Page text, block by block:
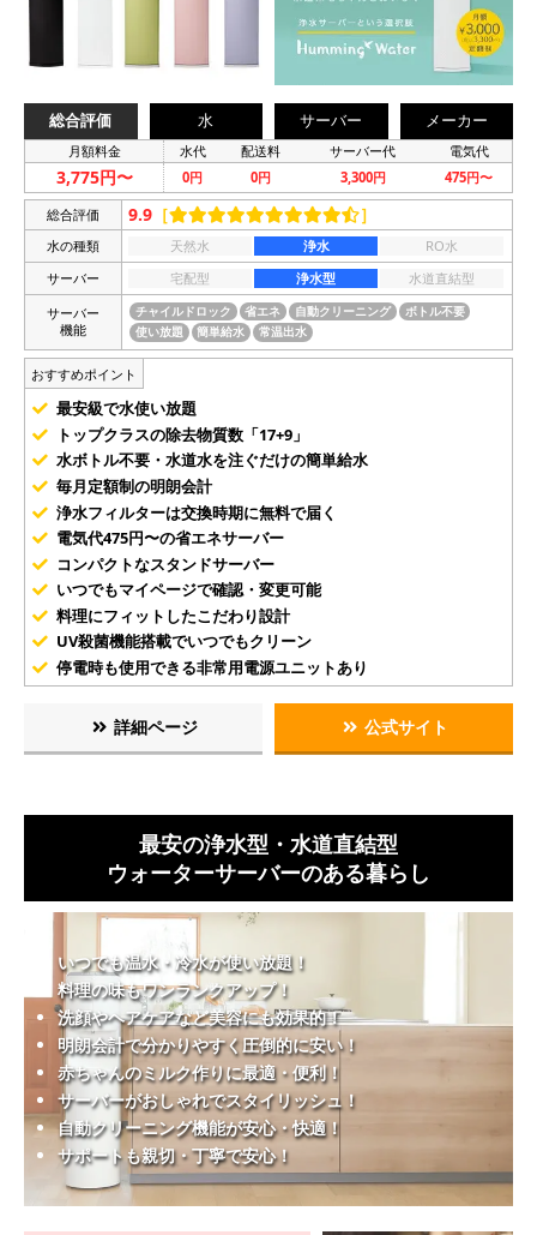
総合評価 水 サーバー メーカー
月額料金 水代 配送料 サーバー代 電気代
3,775円〜 0円 0円 3,300円 475円〜
総合評価 9.9 ［ ］
水の種類 天然水 浄水
RO水
サーバー
宅配型 浄水型
水道直結型
サーバー
機能
チャイルドロック 省エネ 自動クリーニング
ボトル不要
使い放題
簡単給水 常温出水
おすすめポイント
最安級で水使い放題
トップクラスの除去物質数「17+9」
水ボトル不要・水道水を注ぐだけの簡単給水
毎月定額制の明朗会計
浄水フィルターは交換時期に無料で届く
電気代475円〜の省エネサーバー
コンパクトなスタンドサーバー
いつでもマイページで確認・変更可能
料理にフィットしたこだわり設計
UV殺菌機能搭載でいつでもクリーン
停電時も使用できる非常用電源ユニットあり
詳細ページ 公式サイト
最安の浄水型・水道直結型
ウォーターサーバーのある暮らし
いつでも温水・冷水が使い放題！
料理の味もワンランクアップ！
洗顔やヘアケアなど美容にも効果的！
明朗会計で分かりやすく圧倒的に安い！
赤ちゃんのミルク作りに最適・便利！
サーバーがおしゃれでスタイリッシュ！
自動クリーニング機能が安心・快適！
サポートも親切・丁寧で安心！